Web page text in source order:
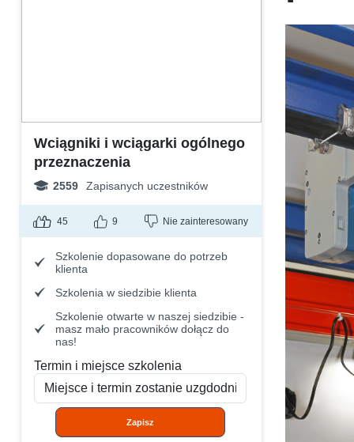
Wciągniki i wciągarki ogólnego
przeznaczenia
2559 Zapisanych uczestników
45 9 Nie zainteresowany
Szkolenie dopasowane do potrzeb
klienta
Szkolenia w siedzibie klienta
Szkolenie otwarte w naszej siedzibie -
masz mało pracowników dołącz do
nas!
Termin i miejsce szkolenia
Zapisz